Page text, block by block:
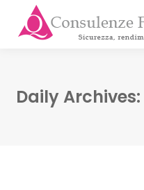
Daily Archives: